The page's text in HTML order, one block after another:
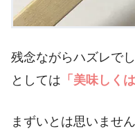
残念ながらハズレで
としては 「美味しく
まずいとは思いませ